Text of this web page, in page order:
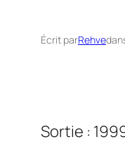
Écrit parRehve
Sortie :